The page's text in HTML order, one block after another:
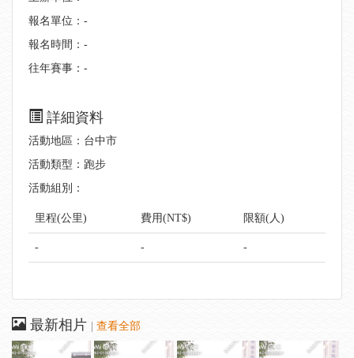
報名單位：-
報名時間：-
往年賽事：-
詳細資料
活動地區：台中市
活動類型：跑步
活動組別：
里程(公里) 費用(NT$) 限額(人)
- - -
最新相片 查看全部